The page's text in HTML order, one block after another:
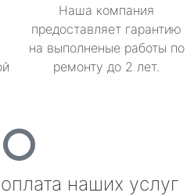
Наша компания
предоставляет гарантию
на выполненые работы по
ремонту до 2 лет.
наших услуг